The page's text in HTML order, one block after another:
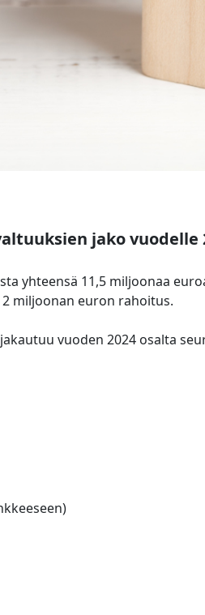
jako vuodelle
yhteensä 11,5 miljoonaa
miljoonan euron rahoitus.
vuoden 2024 osalta